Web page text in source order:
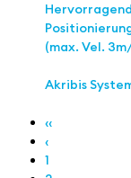
(max. Vel.
Akribis
‹‹
‹
1